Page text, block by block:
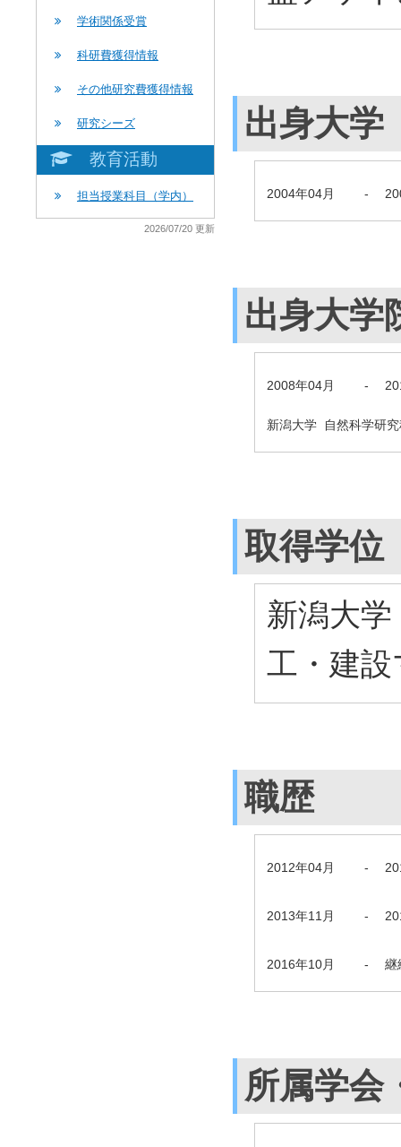
学術関係受賞
科研費獲得情報
その他研究費獲得情報
研究シーズ
教育活動
担当授業科目（学内）
2026/07/20 更新
出身大学
2004年04月 -
出身大学
2008年04月 -
新潟大学 自然科学研
取得学位
新潟大
工・建
職歴
2012年04月 -
2013年11月 -
2016年10月 - 継
所属学会